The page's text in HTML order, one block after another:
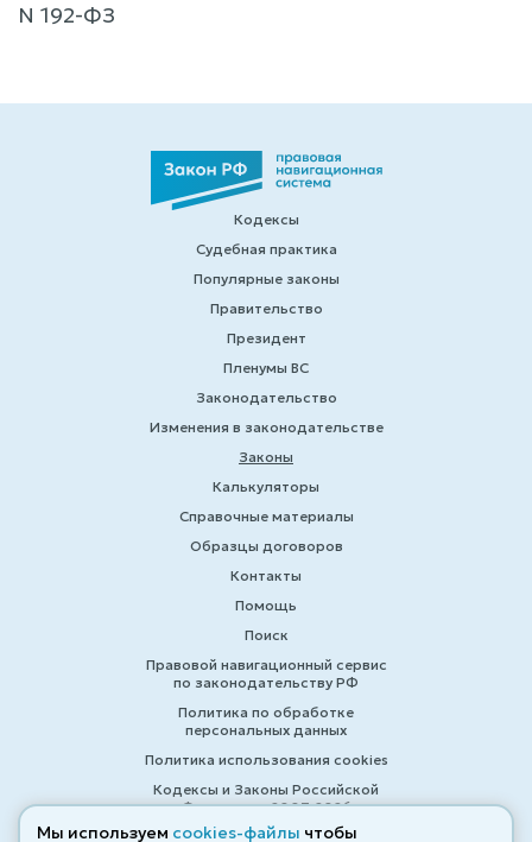
N 192-ФЗ
Кодексы
Судебная практика
Популярные законы
Правительство
Президент
Пленумы ВС
Законодательство
Изменения в законодательстве
Законы
Калькуляторы
Справочные материалы
Образцы договоров
Контакты
Помощь
Поиск
Правовой навигационный сервис
по законодательству РФ
Политика по обработке
персональных данных
Политика использования cookies
Кодексы и Законы Российской
Федерации 2007-2026
Мы используем cookies-файлы чтобы